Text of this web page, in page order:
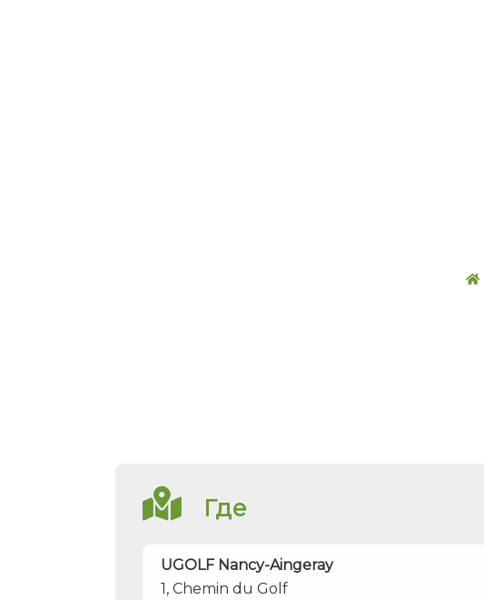
Где
UGOLF Nancy-Aingeray
1, Chemin du Golf